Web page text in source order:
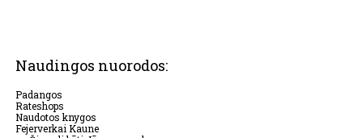
Naudingos nuorodos:
Padangos
Rateshops
Naudotos knygos
Fejerverkai Kaune